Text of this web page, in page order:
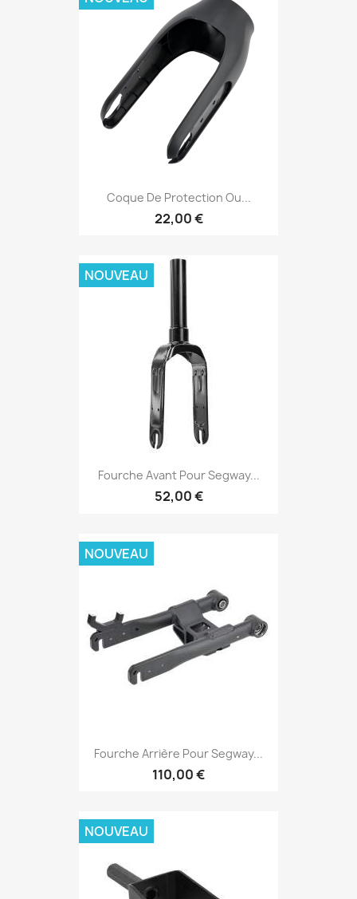
Coque De Protection Ou...
22,00 €
Fourche Avant Pour Segway...
52,00 €
NOUVEAU
Fourche Arrière Pour Segway...
110,00 €
NOUVEAU
NOUVEAU